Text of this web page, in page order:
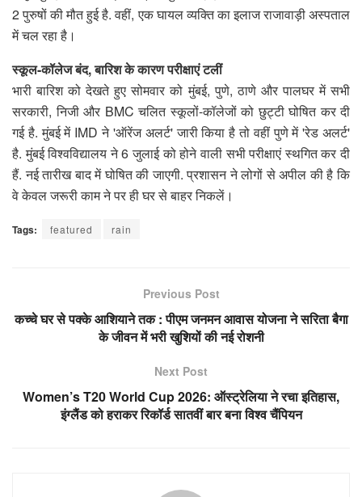
2 पुरुषों की मौत हुई है. वहीं, एक घायल व्यक्ति का इलाज राजावाड़ी अस्पताल
में चल रहा है।
स्कूल-कॉलेज बंद, बारिश के कारण परीक्षाएं टलीं
भारी बारिश को देखते हुए सोमवार को मुंबई, पुणे, ठाणे और पालघर में सभी
सरकारी, निजी और BMC चलित स्कूलों-कॉलेजों को छुट्टी घोषित कर दी
गई है. मुंबई में IMD ने 'ऑरेंज अलर्ट' जारी किया है तो वहीं पुणे में 'रेड अलर्ट'
है. मुंबई विश्वविद्यालय ने 6 जुलाई को होने वाली सभी परीक्षाएं स्थगित कर दी
हैं. नई तारीख बाद में घोषित की जाएगी. प्रशासन ने लोगों से अपील की है कि
वे केवल जरूरी काम ने पर ही घर से बाहर निकलें।
Tags: featured rain
Previous Post
कच्चे घर से पक्के आशियाने तक : पीएम जनमन आवास योजना ने सरिता बैगा
के जीवन में भरी खुशियों की नई रोशनी
Next Post
Women’s T20 World Cup 2026: ऑस्ट्रेलिया ने रचा इतिहास,
इंग्लैंड को हराकर रिकॉर्ड सातवीं बार बना विश्व चैंपियन